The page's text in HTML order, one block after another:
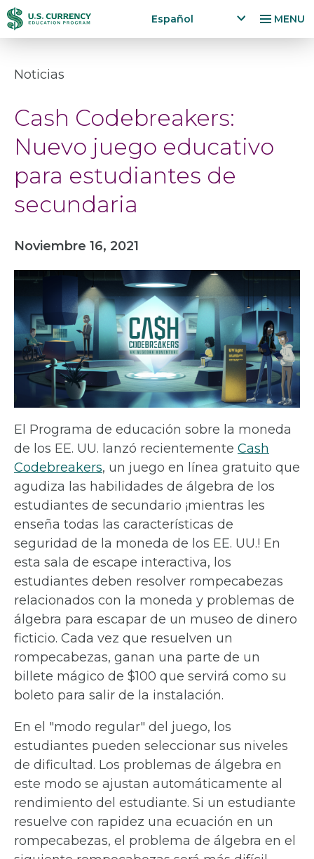
Pasar
al
principal
Accessibility
Statement
MENU
Español
x
g
u
u
Noticias
Cash Codebreakers:
Nuevo juego educativo
para estudiantes de
secundaria
Noviembre 16, 2021
El Programa de educación sobre la moneda
de los EE. UU. lanzó recientemente Cash
Codebreakers, un juego en línea gratuito que
agudiza las habilidades de álgebra de los
estudiantes de secundario ¡mientras les
enseña todas las características de
seguridad de la moneda de los EE. UU.! En
esta sala de escape interactiva, los
estudiantes deben resolver rompecabezas
relacionados con la moneda y problemas de
álgebra para escapar de un museo de dinero
ficticio. Cada vez que resuelven un
rompecabezas, ganan una parte de un
billete mágico de $100 que servirá como su
boleto para salir de la instalación.
En el "modo regular" del juego, los
estudiantes pueden seleccionar sus niveles
de dificultad. Los problemas de álgebra en
este modo se ajustan automáticamente al
rendimiento del estudiante. Si un estudiante
resuelve con rapidez una ecuación en un
rompecabezas, el problema de álgebra en el